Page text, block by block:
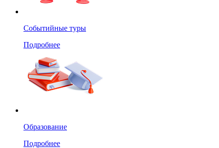
Событийные туры
Подробнее
Образование
Подробнее